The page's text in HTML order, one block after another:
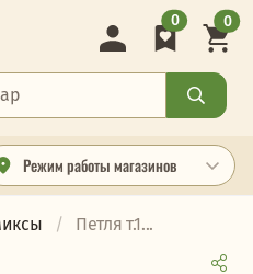
Режим работы магазинов
0 0
Петля т.1...